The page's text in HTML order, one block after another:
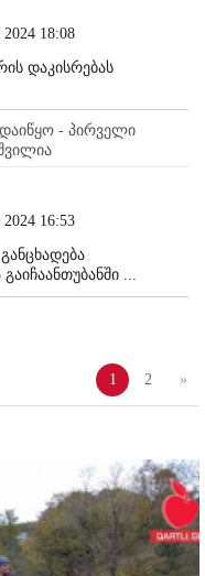
18:08
დაკისრებას
დაიწყო - პირველი
16:53
...
1 2 »